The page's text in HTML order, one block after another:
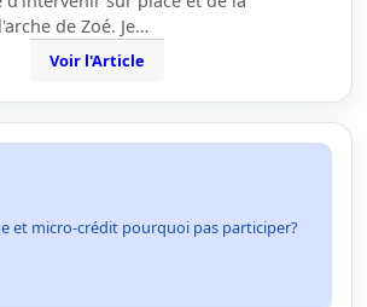
de Zoé. Je…
Voir l'Article
et micro-crédit pourquoi pas participer?